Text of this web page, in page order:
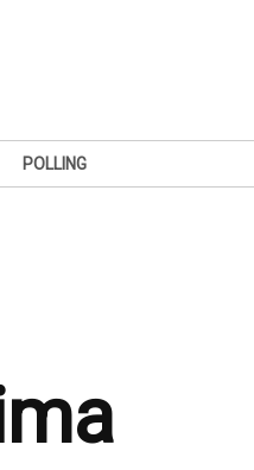
POLLING